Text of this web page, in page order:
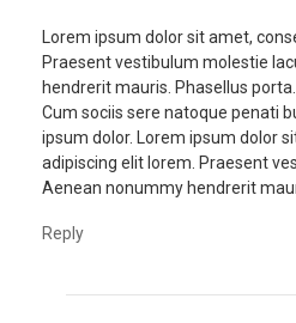
Lorem ipsum dolor sit amet,
Praesent vestibulum molestie
hendrerit mauris. Phasellus
Cum sociis sere natoque penati
ipsum dolor. Lorem ipsum dolor
adipiscing elit lorem. Praesent
Aenean nonummy hendrerit
Reply